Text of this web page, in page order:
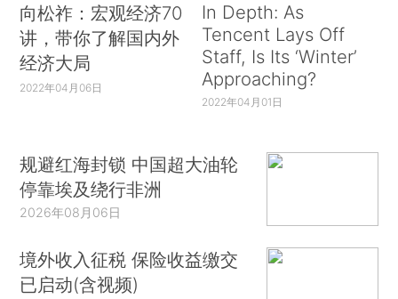
向松祚：宏观经济70
讲，带你了解国内外
经济大局
2022年04月06日
In Depth: As
Tencent Lays Off
Staff, Is Its ‘Winter’
Approaching?
2022年04月01日
规避红海封锁 中国超大油轮
停靠埃及绕行非洲
2026年08月06日
境外收入征税 保险收益缴交
已启动(含视频)